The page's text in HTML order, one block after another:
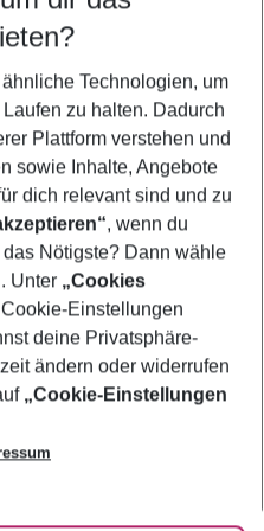
Technologien, um
zu halten. Dadurch
Plattform verstehen und
sowie Inhalte, Angebote
dich relevant sind und zu
, wenn du
Nötigste? Dann wähle
. Unter „Cookies
Einstellungen
deine Privatsphäre-
ändern oder widerrufen
„Cookie-Einstellungen